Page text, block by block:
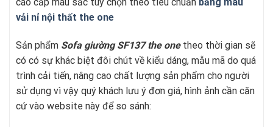
vải nỉ nội thất the one
Sản phẩm Sofa giường SF137the onetheo thời gian sẽ
có có sự khác biệt đôi chút về kiểu dáng, mẫu mã do quá
trình cải tiến, nâng cao chất lượng sản phẩm cho người
sử dụng vì vậy quý khách lưu ý đơn giá, hình ảnh cần căn
cứ vào website này để so sánh: